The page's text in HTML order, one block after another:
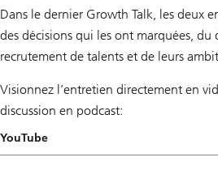
Dans le dernier Growth Talk, les deux
des décisions qui les ont marquées,
recrutement de talents et de leurs
Visionnez l’entretien directement en
discussion en podcast:
YouTube